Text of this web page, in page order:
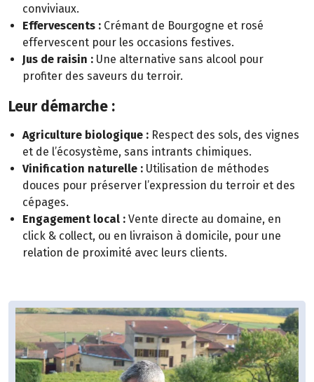
conviviaux.
Effervescents : Crémant de Bourgogne et rosé
effervescent pour les occasions festives.
Jus de raisin : Une alternative sans alcool pour
profiter des saveurs du terroir.
Leur démarche :
Agriculture biologique : Respect des sols, des vignes
et de l’écosystème, sans intrants chimiques.
Vinification naturelle : Utilisation de méthodes
douces pour préserver l’expression du terroir et des
cépages.
Engagement local : Vente directe au domaine, en
click & collect, ou en livraison à domicile, pour une
relation de proximité avec leurs clients.